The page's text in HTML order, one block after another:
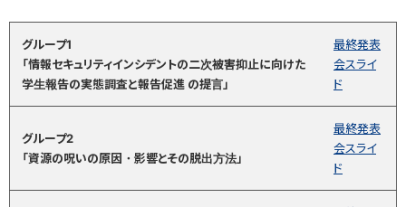
グループ1
「情報セキュリティインシデントの二次被害抑止に向けた
学生報告の実態調査と報告促進 の提言」
最終発表
会スライ
ド
グループ2
「資源の呪いの原因・影響とその脱出方法」
最終発表
会スライ
ド